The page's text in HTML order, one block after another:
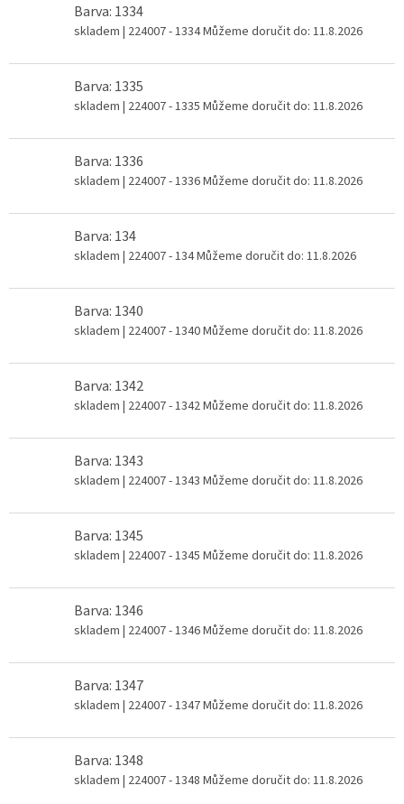
Barva: 1334
skladem | 224007 - 1334Můžeme doručit do: 11.8.2026
Barva: 1335
skladem | 224007 - 1335 Můžeme doručit do: 11.8.2026
Barva: 1336
skladem | 224007 - 1336Můžeme doručit do: 11.8.2026
Barva: 134
skladem | 224007 - 134Můžeme doručit do: 11.8.2026
Barva: 1340
skladem | 224007 - 1340Můžeme doručit do: 11.8.2026
Barva: 1342
skladem | 224007 - 1342Můžeme doručit do: 11.8.2026
Barva: 1343
skladem | 224007 - 1343 Můžeme doručit do: 11.8.2026
Barva: 1345
skladem | 224007 - 1345 Můžeme doručit do: 11.8.2026
Barva: 1346
skladem | 224007 - 1346Můžeme doručit do: 11.8.2026
Barva: 1347
skladem | 224007 - 1347Můžeme doručit do: 11.8.2026
Barva: 1348
skladem | 224007 - 1348 Můžeme doručit do: 11.8.2026